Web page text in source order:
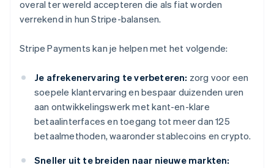
overal ter wereld accepteren die als fiat worden
verrekend in hun Stripe-balansen.
Stripe Payments kan je helpen met het volgende:
Je afrekenervaring te verbeteren: zorg voor een
soepele klantervaring en bespaar duizenden uren
aan ontwikkelingswerk met kant-en-klare
betaalinterfaces en toegang tot meer dan 125
betaalmethoden, waaronder stablecoins en crypto.
Sneller uit te breiden naar nieuwe markten: